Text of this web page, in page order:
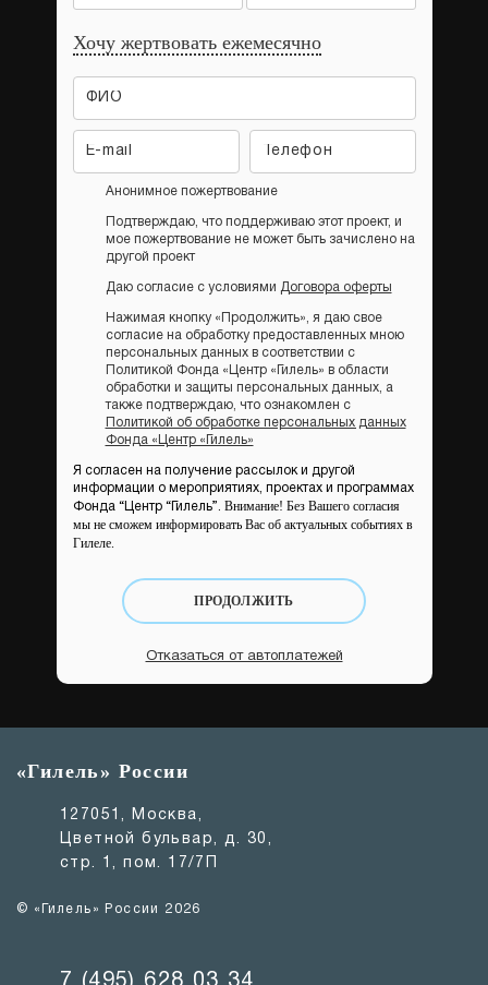
Хочу жертвовать ежемесячно
Анонимное пожертвование
Подтверждаю, что поддерживаю этот проект, и
мое пожертвование не может быть зачислено на
другой проект
Даю согласие с условиями Договора оферты
Нажимая кнопку «Продолжить», я даю свое
согласие на обработку предоставленных мною
персональных данных в соответствии с
Политикой Фонда «Центр «Гилель» в области
обработки и защиты персональных данных, а
также подтверждаю, что ознакомлен с
Политикой об обработке персональных данных
Фонда «Центр «Гилель»
Я согласен на получение рассылок и другой
информации о мероприятиях, проектах и программах
Фонда “Центр “Гилель”. Внимание! Без Вашего согласия
мы не сможем информировать Вас об актуальных событиях в
Гилеле.
ПРОДОЛЖИТЬ
Отказаться от автоплатежей
«Гилель» России
127051, Москва,
Цветной бульвар, д. 30,
стр. 1, пом. 17/7П
© «Гилель» России 2026